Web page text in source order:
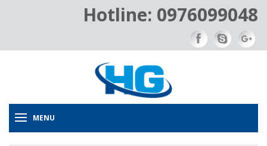
Hotline: 0976099048
MENU